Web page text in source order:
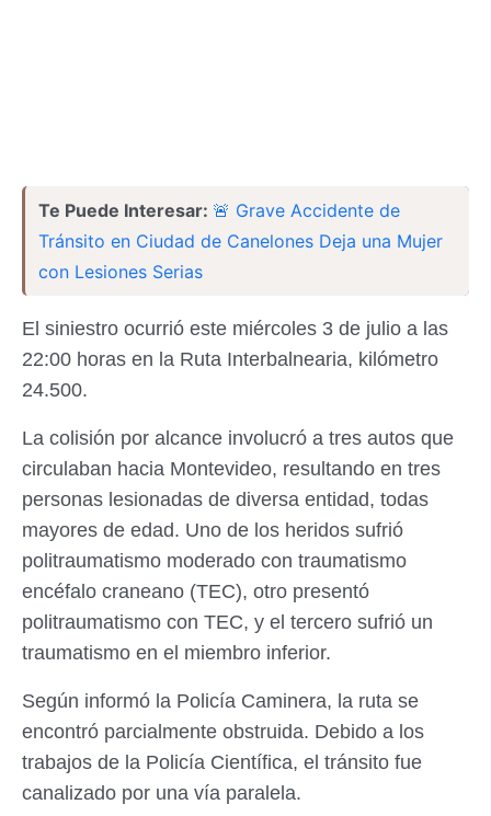
Te Puede Interesar: 🚨 Grave Accidente de
Tránsito en Ciudad de Canelones Deja una Mujer
con Lesiones Serias
El siniestro ocurrió este miércoles 3 de julio a las
22:00 horas en la Ruta Interbalnearia, kilómetro
24.500.
La colisión por alcance involucró a tres autos que
circulaban hacia Montevideo, resultando en tres
personas lesionadas de diversa entidad, todas
mayores de edad. Uno de los heridos sufrió
politraumatismo moderado con traumatismo
encéfalo craneano (TEC), otro presentó
politraumatismo con TEC, y el tercero sufrió un
traumatismo en el miembro inferior.
Según informó la Policía Caminera, la ruta se
encontró parcialmente obstruida. Debido a los
trabajos de la Policía Científica, el tránsito fue
canalizado por una vía paralela.